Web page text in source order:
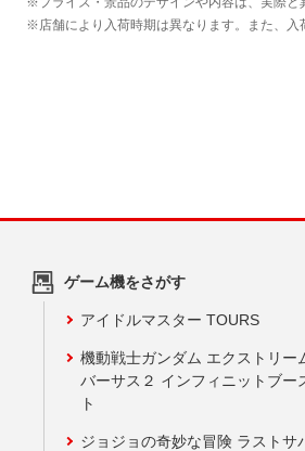
ゲーム機をさがす
アイドルマスター TOURS
機動戦士ガンダム エクストリー
バーサス２ インフィニットブー
ト
ジョジョの奇妙な冒険 ラストサ